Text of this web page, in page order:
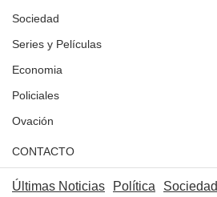
Sociedad
Series y Películas
Economia
Policiales
Ovación
CONTACTO
Últimas Noticias Política Sociedad